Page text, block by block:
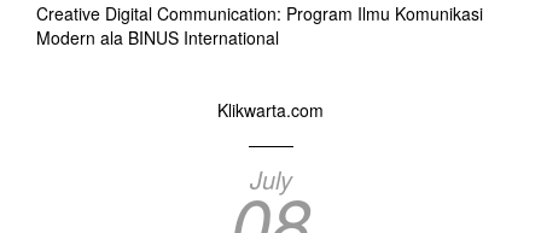
Creative Digital Communication: Program Ilmu Komunikasi
Modern ala BINUS International
Klikwarta.com
July